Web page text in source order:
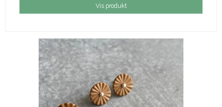
Vis produkt